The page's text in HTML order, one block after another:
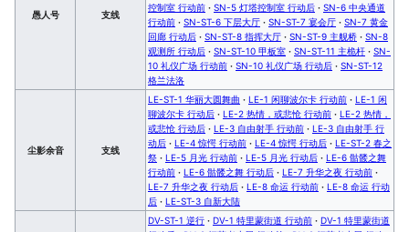
愚人号 支线
控制室 行动前 · SN-5 灯塔控制室 行动后 · SN-6 中央通道
行动前 · SN-ST-6 下层大厅 · SN-ST-7 宴会厅 · SN-7 黄金
回廊 行动后 · SN-ST-8 指挥大厅 · SN-ST-9 主舰桥 · SN-8
观测所 行动后 · SN-ST-10 甲板室 · SN-ST-11 主桅杆 · SN-
10 礼仪广场 行动前 · SN-10 礼仪广场 行动后 · SN-ST-12
格兰法洛
尘影余音 支线
LE-ST-1 华丽大圆舞曲 · LE-1 闲聊波尔卡 行动前 · LE-1 闲
聊波尔卡 行动后 · LE-2 热情，或悲怆 行动前 · LE-2 热情，
或悲怆 行动后 · LE-3 自由射手 行动前 · LE-3 自由射手 行
动后 · LE-4 惊愕 行动前 · LE-4 惊愕 行动后 · LE-ST-2 春之
祭 · LE-5 月光 行动前 · LE-5 月光 行动后 · LE-6 骷髅之舞
行动前 · LE-6 骷髅之舞 行动后 · LE-7 升华之夜 行动前 ·
LE-7 升华之夜 行动后 · LE-8 命运 行动前 · LE-8 命运 行动
后 · LE-ST-3 自新大陆
DV-ST-1 逆行 · DV-1 特里蒙街道 行动前 · DV-1 特里蒙街道